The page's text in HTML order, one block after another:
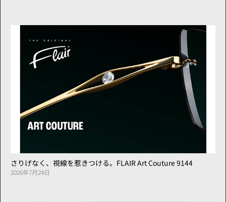
さりげなく、視線を惹きつける。FLAIR Art Couture 9144
2026年7月24日